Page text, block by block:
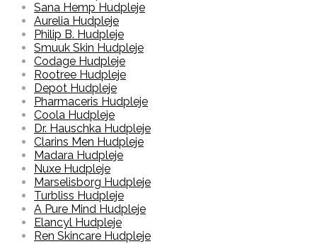
Sana Hemp Hudpleje
Aurelia Hudpleje
Philip B. Hudpleje
Smuuk Skin Hudpleje
Codage Hudpleje
Rootree Hudpleje
Depot Hudpleje
Pharmaceris Hudpleje
Coola Hudpleje
Dr. Hauschka Hudpleje
Clarins Men Hudpleje
Madara Hudpleje
Nuxe Hudpleje
Marselisborg Hudpleje
Turbliss Hudpleje
A Pure Mind Hudpleje
Elancyl Hudpleje
Ren Skincare Hudpleje